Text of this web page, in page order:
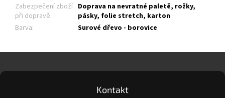
Zabezpečení zboží
při dopravě:
Doprava na nevratné paletě, rožky,
pásky, folie stretch, karton
Barva: Surové dřevo - borovice
p
Kontakt